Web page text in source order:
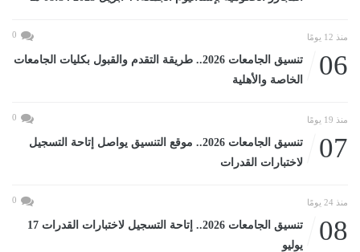
منذ 12 يومًا 0
06
تنسيق الجامعات 2026.. طريقة التقدم والقبول بكليات الجامعات
الخاصة والأهلية
منذ 19 يومًا 0
07
تنسيق الجامعات 2026.. موقع التنسيق يواصل إتاحة التسجيل
لاختبارات القدرات
منذ 24 يومًا 0
08
تنسيق الجامعات 2026.. إتاحة التسجيل لاختبارات القدرات 17
يوليو